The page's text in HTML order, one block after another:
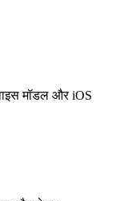
मॉडल और iOS